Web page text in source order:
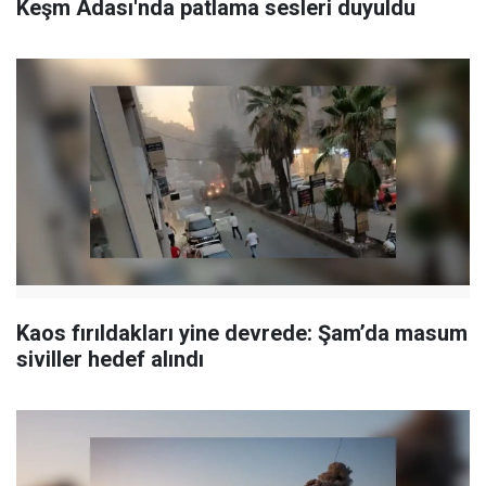
Keşm Adası'nda patlama sesleri duyuldu
Kaos fırıldakları yine devrede: Şam’da masum
siviller hedef alındı